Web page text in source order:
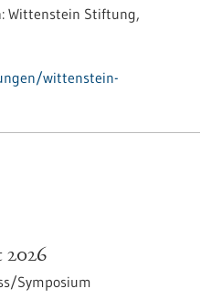
Wittenstein Stiftung,
wittenstein-
Symposium